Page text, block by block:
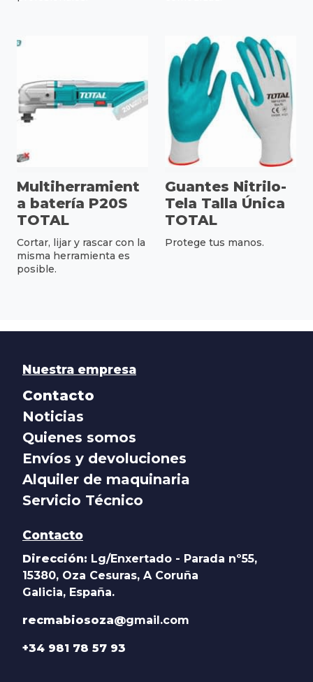
Multiherramient
a batería P20S
TOTAL
Cortar, lijar y rascar con la
misma herramienta es
posible.
Guantes Nitrilo-
Tela Talla Única
TOTAL
Protege tus manos.
Nuestra empresa
Contacto
Noticias
Quienes somos
Envíos y devoluciones
Alquiler de maquinaria
Servicio Técnico
Contacto
Dirección: Lg/Enxertado - Parada nº55,
15380, Oza Cesuras, A Coruña
Galicia, España.
recmabiosoza@gmail.com
+34 981 78 57 93